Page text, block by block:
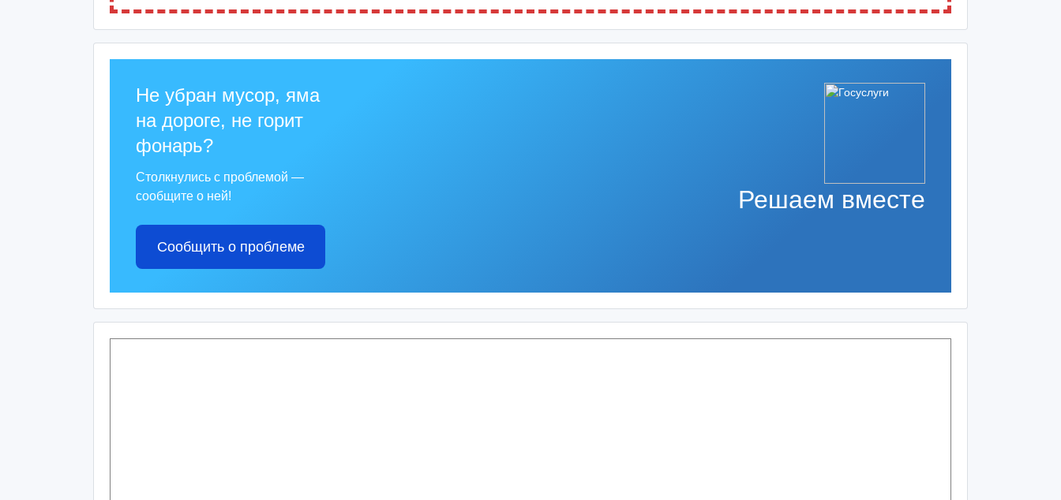
Решаем вместе
Не убран мусор, яма
на дороге, не горит
фонарь?
Столкнулись с проблемой —
сообщите о ней!
Сообщить о проблеме